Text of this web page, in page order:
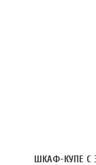
ШКАФ-КУПЕ С